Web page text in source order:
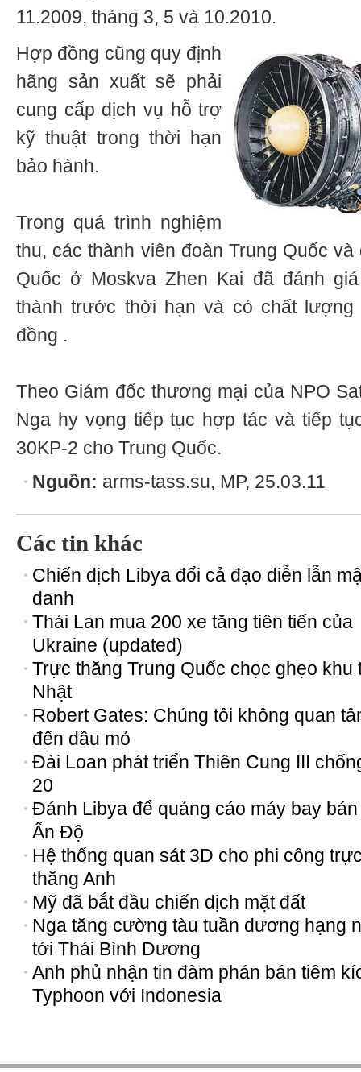
11.2009, tháng 3, 5 và 10.2010.
Hợp đồng cũng quy định
hãng sản xuất sẽ phải
cung cấp dịch vụ hỗ trợ
kỹ thuật trong thời hạn
bảo hành.
Trong quá trình nghiệm
thu, các thành viên đoàn Trung Quốc
Quốc ở Moskva Zhen Kai đã đánh
thành trước thời hạn và có chất
đồng .
Theo Giám đốc thương mại của NPO
Nga hy vọng tiếp tục hợp tác và tiếp
30KP-2 cho Trung Quốc.
Nguồn: arms-tass.su, MP, 25.03.11
Các tin khác
Chiến dịch Libya đổi cả đạo diễn lẫn
danh
Thái Lan mua 200 xe tăng tiên tiến của
Ukraine (updated)
Trực thăng Trung Quốc chọc ghẹo khu
Nhật
Robert Gates: Chúng tôi không quan
đến dầu mỏ
Đài Loan phát triển Thiên Cung III
20
Đánh Libya để quảng cáo máy bay
Ấn Độ
Hệ thống quan sát 3D cho phi công
thăng Anh
Mỹ đã bắt đầu chiến dịch mặt đất
Nga tăng cường tàu tuần dương hạng
tới Thái Bình Dương
Anh phủ nhận tin đàm phán bán tiêm
Typhoon với Indonesia